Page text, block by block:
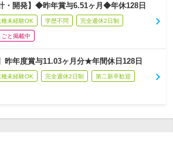
・開発】◆昨年賞与6.51ヶ月◆年休128日
未経験OK 学歴不問 完全週休2日制
と掲載中
昨年度賞与11.03ヶ月分★年間休日128日
未経験OK 完全週休2日制 第二新卒歓迎